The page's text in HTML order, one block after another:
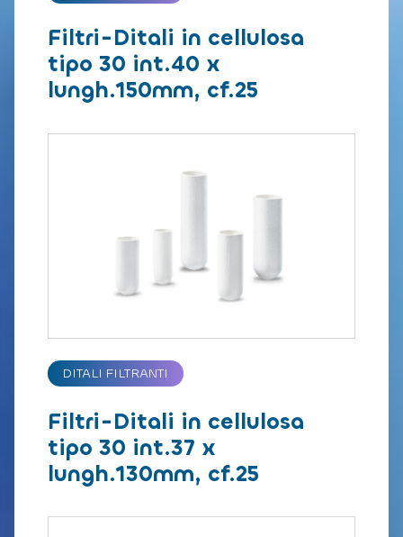
Filtri-Ditali in cellulosa
tipo 30 int.40 x
lungh.150mm, cf.25
DITALI FILTRANTI
Filtri-Ditali in cellulosa
tipo 30 int.37 x
lungh.130mm, cf.25